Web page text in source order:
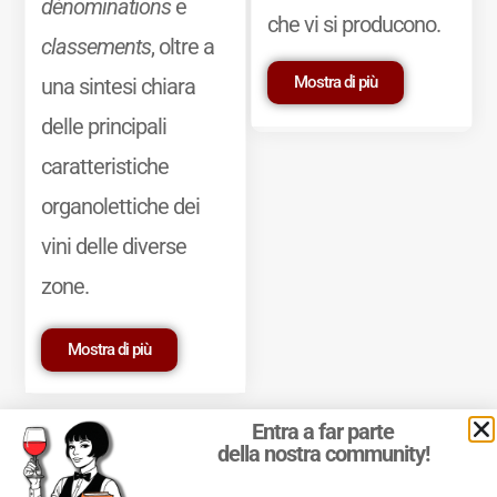
dénominationse
classements, oltre a
una sintesi chiara
delle principali
caratteristiche
organolettiche dei
vini delle diverse
zone.
Mostra di più
che vi si producono.
Mostra di più
Entra a far parte
della nostra community!